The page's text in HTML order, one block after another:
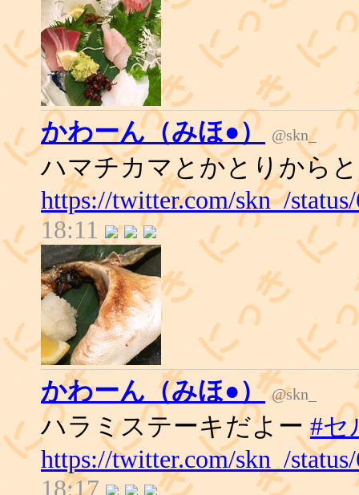
かわーん（みほ●） @skn_
ハマチカマとかとりから
https://twitter.com/skn_/
18:11
かわーん（みほ●） @skn_
ハラミステーキだよー#セ
https://twitter.com/skn_/
18:17